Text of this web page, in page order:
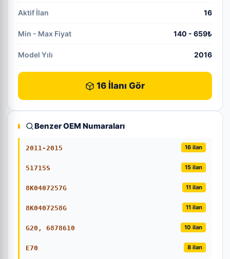
Aktif İlan 16
Min - Max Fiyat 140 - 659₺
Model Yılı 2016
16 İlanı Gör
Benzer OEM Numaraları
2011-2015 16 ilan
51715S 15 ilan
8K0407257G 11 ilan
8K0407258G 11 ilan
G20, 6878610 10 ilan
E70 8 ilan